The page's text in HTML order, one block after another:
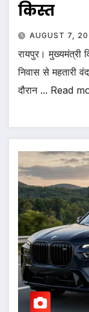
किस्त
AUGUST 7,
रायपुर। मुख्यमंत्री
निवास से महतारी
दौरान ... Read